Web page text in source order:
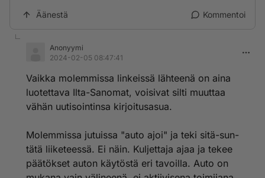
Äänestä Kommentoi
Anonyymi
2024-02-05 08:47:41
Vaikka molemmissa linkeissä lähteenä on aina
luotettava Ilta-Sanomat, voisivat silti muuttaa
vähän uutisointinsa kirjoitusasua.
Molemmissa jutuissa "auto ajoi" ja teki sitä-sun-
tätä liiketeessä. Ei näin. Kuljettaja ajaa ja tekee
päätökset auton käytöstä eri tavoilla. Auto on